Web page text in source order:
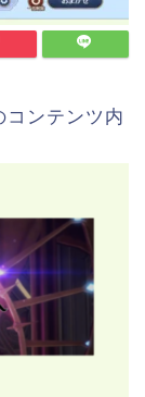
ンテンツ内